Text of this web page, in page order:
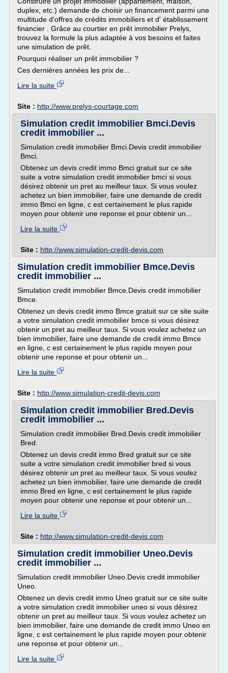
duplex, etc.) demande de choisir un financement parmi une
multitude d'offres de crédits immobiliers et d' établissement
financier . Grâce au courtier en prêt immobilier Prelys,
trouvez la formule la plus adaptée à vos besoins et faites
une simulation de prêt.
Pourquoi réaliser un prêt immobilier ?
Ces dernières années les prix de...
Lire la suite
Site : http://www.prelys-courtage.com
Simulation credit immobilier Bmci.Devis
credit immobilier ...
Simulation credit immobilier Bmci.Devis credit immobilier
Bmci.
Obtenez un devis credit immo Bmci gratuit sur ce site
suite a votre simulation credit immobilier bmci si vous
désirez obtenir un pret au meilleur taux. Si vous voulez
achetez un bien immobilier, faire une demande de credit
immo Bmci en ligne, c est certainement le plus rapide
moyen pour obtenir une reponse et pour obtenir un...
Lire la suite
Site : http://www.simulation-credit-devis.com
Simulation credit immobilier Bmce.Devis
credit immobilier ...
Simulation credit immobilier Bmce.Devis credit immobilier
Bmce.
Obtenez un devis credit immo Bmce gratuit sur ce site suite
a votre simulation credit immobilier bmce si vous désirez
obtenir un pret au meilleur taux. Si vous voulez achetez un
bien immobilier, faire une demande de credit immo Bmce
en ligne, c est certainement le plus rapide moyen pour
obtenir une reponse et pour obtenir un...
Lire la suite
Site : http://www.simulation-credit-devis.com
Simulation credit immobilier Bred.Devis
credit immobilier ...
Simulation credit immobilier Bred.Devis credit immobilier
Bred.
Obtenez un devis credit immo Bred gratuit sur ce site
suite a votre simulation credit immobilier bred si vous
désirez obtenir un pret au meilleur taux. Si vous voulez
achetez un bien immobilier, faire une demande de credit
immo Bred en ligne, c est certainement le plus rapide
moyen pour obtenir une reponse et pour obtenir un...
Lire la suite
Site : http://www.simulation-credit-devis.com
Simulation credit immobilier Uneo.Devis
credit immobilier ...
Simulation credit immobilier Uneo.Devis credit immobilier
Uneo.
Obtenez un devis credit immo Uneo gratuit sur ce site suite
a votre simulation credit immobilier uneo si vous désirez
obtenir un pret au meilleur taux. Si vous voulez achetez un
bien immobilier, faire une demande de credit immo Uneo en
ligne, c est certainement le plus rapide moyen pour obtenir
une reponse et pour obtenir un...
Lire la suite